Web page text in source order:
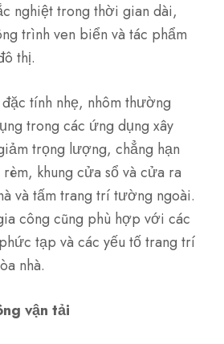
nghiệt trong thời gian dài,
trình ven biển và tác phẩm
thị.
tính nhẹ, nhôm thường
trong các ứng dụng xây
trọng lượng, chẳng hạn
khung cửa sổ và cửa ra
và tấm trang trí tường ngoài.
công cũng phù hợp với các
tạp và các yếu tố trang trí
nhà.
vận tải